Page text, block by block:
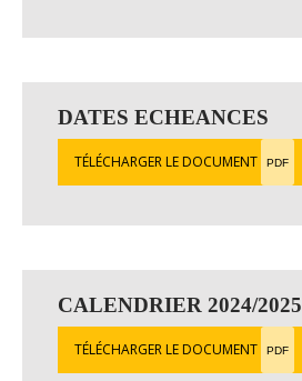
DATES ECHEANCES
TÉLÉCHARGER LE DOCUMENT PDF
CALENDRIER 2024/2025
TÉLÉCHARGER LE DOCUMENT PDF